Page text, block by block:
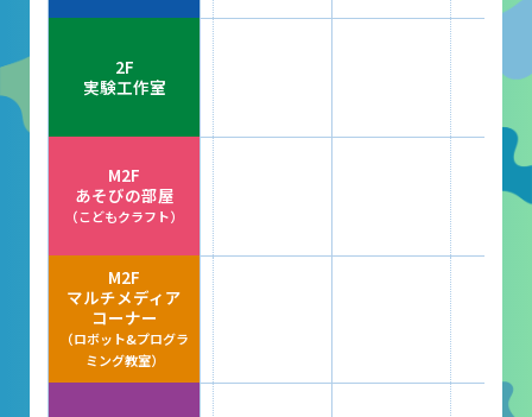
展望テラス・円形広場
スペースシアター
実験工作室
ミュージアムショップ
レストラン
あそびの部屋
マルチメディアコーナー
2F
実験工作室
M2F
あそびの部屋
（こどもクラフト）
M2F
マルチメディア
コーナー
（ロボット&プログラ
ミング教室）